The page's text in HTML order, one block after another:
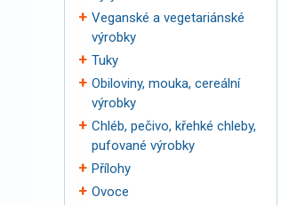
Veganské a vegetariánské
výrobky
Tuky
Obiloviny, mouka, cereální
výrobky
Chléb, pečivo, křehké chleby,
pufované výrobky
Přílohy
Ovoce